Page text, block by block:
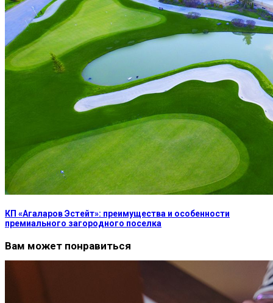
КП «Агаларов Эстейт»: преимущества и особенности
премиального загородного поселка
Вам может понравиться